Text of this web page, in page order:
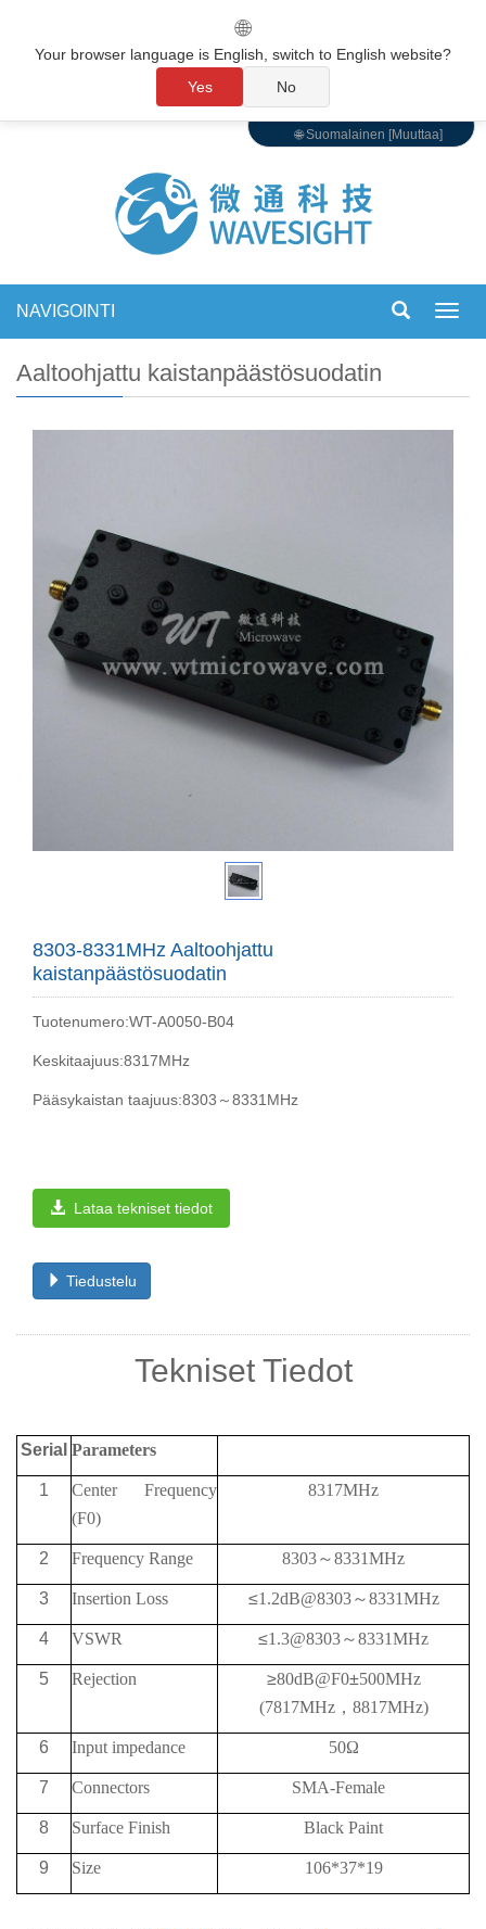
🌐 Suomalainen [Muuttaa]
NAVIGOINTI
Aaltoohjattu kaistanpäästösuodatin
8303-8331MHz Aaltoohjattu
kaistanpäästösuodatin
Tuotenumero:WT-A0050-B04
Keskitaajuus:8317MHz
Pääsykaistan taajuus:8303～8331MHz
Lataa tekniset tiedot
Tiedustelu
Tekniset Tiedot
Serial Parameters
1
Center Frequency
(F0)
8317MHz
2 Frequency Range 8303～8331MHz
3 Insertion Loss ≤1.2dB@8303～8331MHz
4 VSWR ≤1.3@8303～8331MHz
5 Rejection ≥80dB@F0±500MHz
(7817MHz， 8817MHz)
6 Input impedance 50Ω
7 Connectors SMA-Female
8 Surface Finish Black Paint
9 Size 106*37*19
🌐
Your browser language is English, switch to English website?
Yes
No